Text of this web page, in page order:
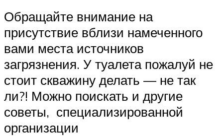
Обращайте внимание на
присутствие вблизи намеченного
вами места источников
загрязнения. У туалета пожалуй не
стоит скважину делать — не так
ли?! Можно поискать и другие
советы, специализированной
организации